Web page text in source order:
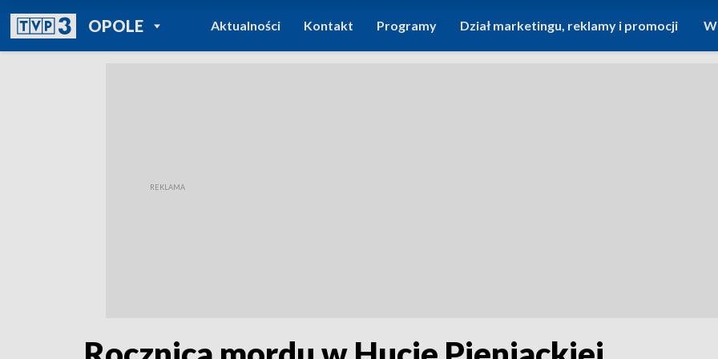
OPOLEPOWRÓT DO
TVP REGIONY
Aktualności Kontakt Programy Dział marketingu, reklamy i promocji